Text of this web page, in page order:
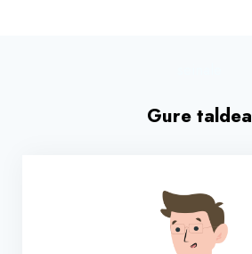
Gure taldea